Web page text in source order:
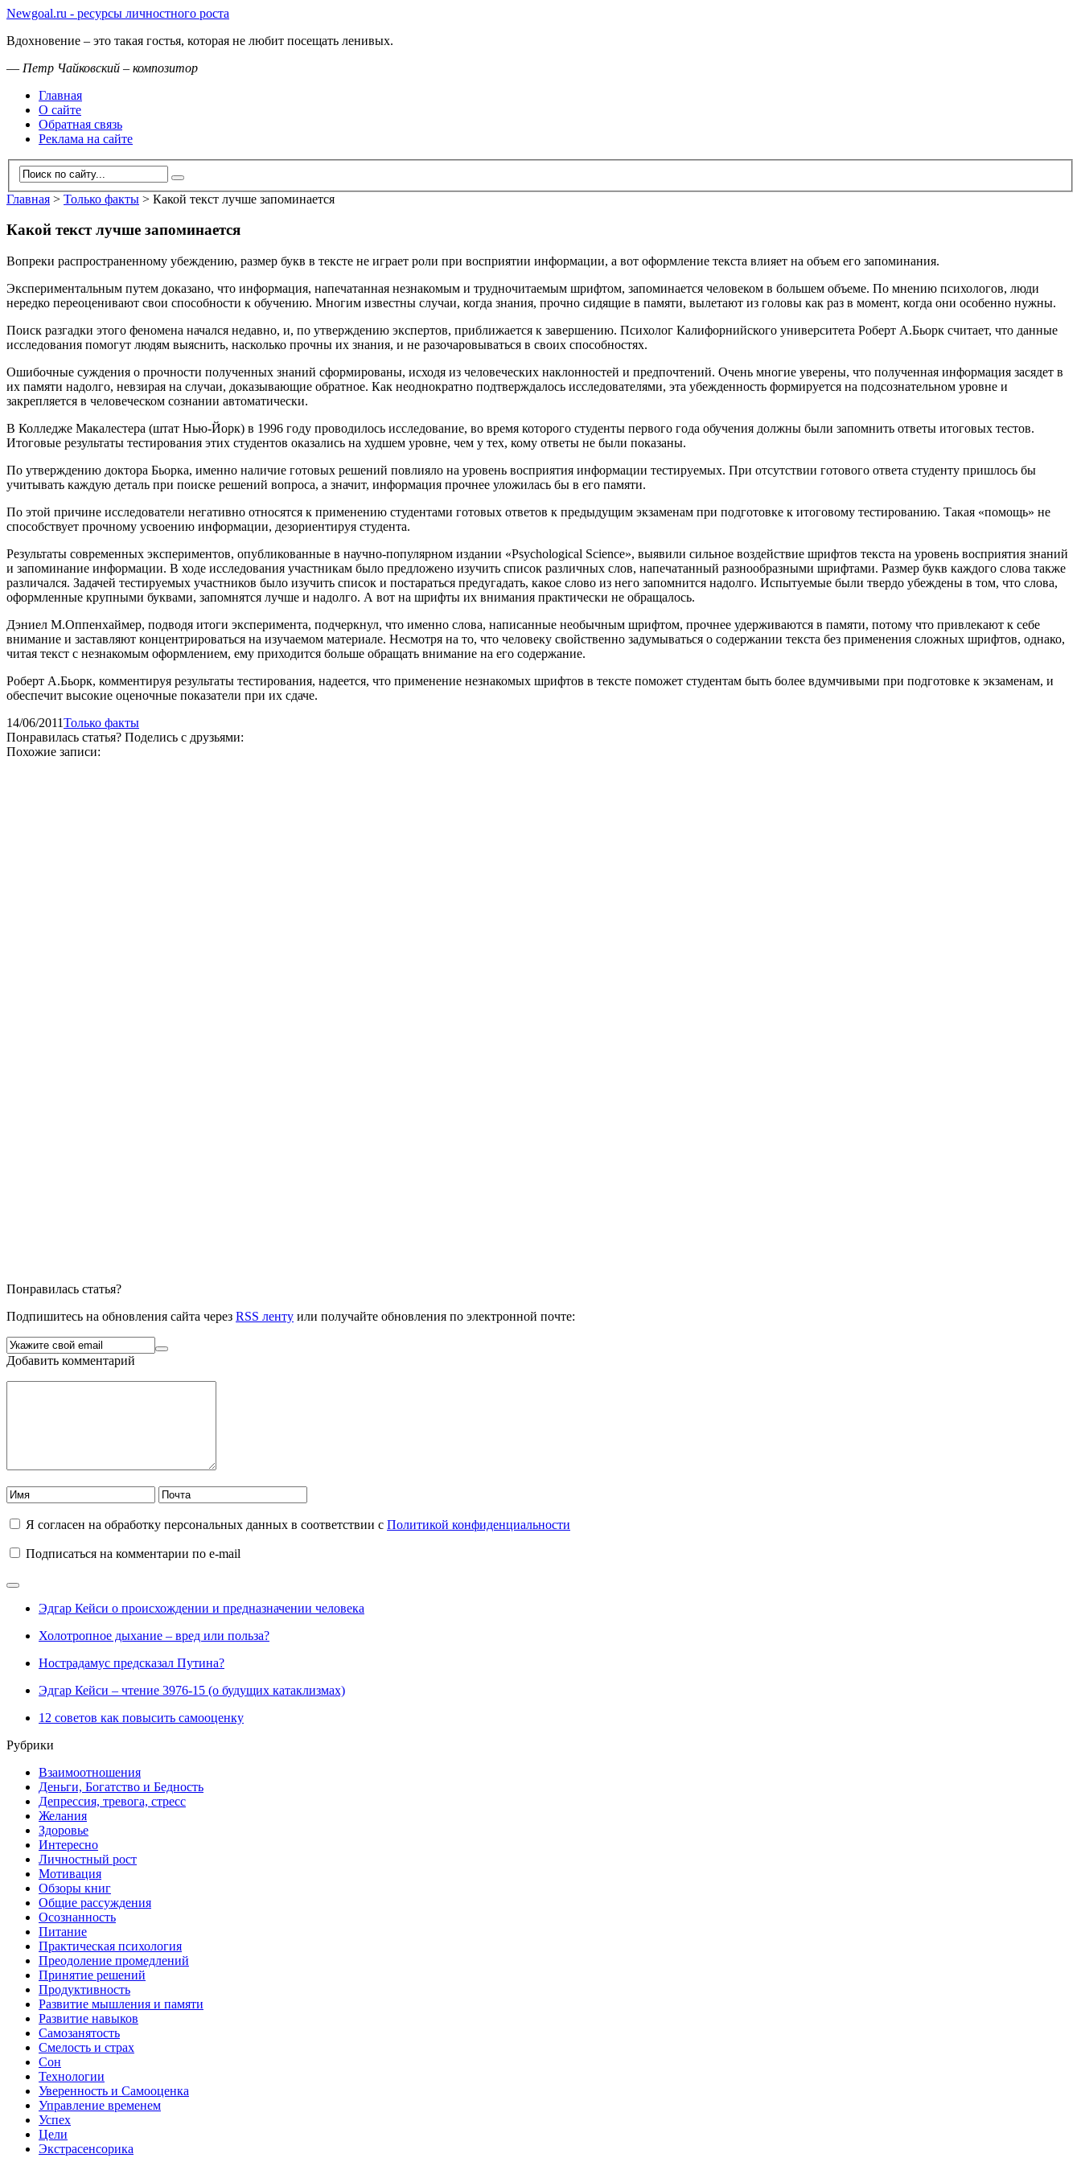
Newgoal.ru - ресурсы личностного роста
Вдохновение – это такая гостья, которая не любит посещать ленивых.
— Петр Чайковский – композитор
Главная
О сайте
Обратная связь
Реклама на сайте
Главная > Только факты > Какой текст лучше запоминается
Какой текст лучше запоминается
Вопреки распространенному убеждению, размер букв в тексте не играет роли при восприятии информации, а вот оформление текста влияет на объем его запоминания.
Экспериментальным путем доказано, что информация, напечатанная незнакомым и трудночитаемым шрифтом, запоминается человеком в большем объеме. По мнению психологов, люди
нередко переоценивают свои способности к обучению. Многим известны случаи, когда знания, прочно сидящие в памяти, вылетают из головы как раз в момент, когда они особенно нужны.
Поиск разгадки этого феномена начался недавно, и, по утверждению экспертов, приближается к завершению. Психолог Калифорнийского университета Роберт А.Бьорк считает, что данные
исследования помогут людям выяснить, насколько прочны их знания, и не разочаровываться в своих способностях.
Ошибочные суждения о прочности полученных знаний сформированы, исходя из человеческих наклонностей и предпочтений. Очень многие уверены, что полученная информация засядет в
их памяти надолго, невзирая на случаи, доказывающие обратное. Как неоднократно подтверждалось исследователями, эта убежденность формируется на подсознательном уровне и
закрепляется в человеческом сознании автоматически.
В Колледже Макалестера (штат Нью-Йорк) в 1996 году проводилось исследование, во время которого студенты первого года обучения должны были запомнить ответы итоговых тестов.
Итоговые результаты тестирования этих студентов оказались на худшем уровне, чем у тех, кому ответы не были показаны.
По утверждению доктора Бьорка, именно наличие готовых решений повлияло на уровень восприятия информации тестируемых. При отсутствии готового ответа студенту пришлось бы
учитывать каждую деталь при поиске решений вопроса, а значит, информация прочнее уложилась бы в его памяти.
По этой причине исследователи негативно относятся к применению студентами готовых ответов к предыдущим экзаменам при подготовке к итоговому тестированию. Такая «помощь» не
способствует прочному усвоению информации, дезориентируя студента.
Результаты современных экспериментов, опубликованные в научно-популярном издании «Psychological Science», выявили сильное воздействие шрифтов текста на уровень восприятия знаний
и запоминание информации. В ходе исследования участникам было предложено изучить список различных слов, напечатанный разнообразными шрифтами. Размер букв каждого слова также
различался. Задачей тестируемых участников было изучить список и постараться предугадать, какое слово из него запомнится надолго. Испытуемые были твердо убеждены в том, что слова,
оформленные крупными буквами, запомнятся лучше и надолго. А вот на шрифты их внимания практически не обращалось.
Дэниел М.Оппенхаймер, подводя итоги эксперимента, подчеркнул, что именно слова, написанные необычным шрифтом, прочнее удерживаются в памяти, потому что привлекают к себе
внимание и заставляют концентрироваться на изучаемом материале. Несмотря на то, что человеку свойственно задумываться о содержании текста без применения сложных шрифтов, однако,
читая текст с незнакомым оформлением, ему приходится больше обращать внимание на его содержание.
Роберт А.Бьорк, комментируя результаты тестирования, надеется, что применение незнакомых шрифтов в тексте поможет студентам быть более вдумчивыми при подготовке к экзаменам, и
обеспечит высокие оценочные показатели при их сдаче.
14/06/2011Только факты
Понравилась статья? Поделись с друзьями:
Похожие записи:
Понравилась статья?
Подпишитесь на обновления сайта через RSS ленту или получайте обновления по электронной почте:
Добавить комментарий
Я согласен на обработку персональных данных в соответствии с Политикой конфиденциальности
Подписаться на комментарии по e-mail
Эдгар Кейси о происхождении и предназначении человека
Холотропное дыхание – вред или польза?
Нострадамус предсказал Путина?
Эдгар Кейси – чтение 3976-15 (о будущих катаклизмах)
12 советов как повысить самооценку
Рубрики
Взаимоотношения
Деньги, Богатство и Бедность
Депрессия, тревога, стресс
Желания
Здоровье
Интересно
Личностный рост
Мотивация
Обзоры книг
Общие рассуждения
Осознанность
Питание
Практическая психология
Преодоление промедлений
Принятие решений
Продуктивность
Развитие мышления и памяти
Развитие навыков
Самозанятость
Смелость и страх
Сон
Технологии
Уверенность и Самооценка
Управление временем
Успех
Цели
Экстрасенсорика